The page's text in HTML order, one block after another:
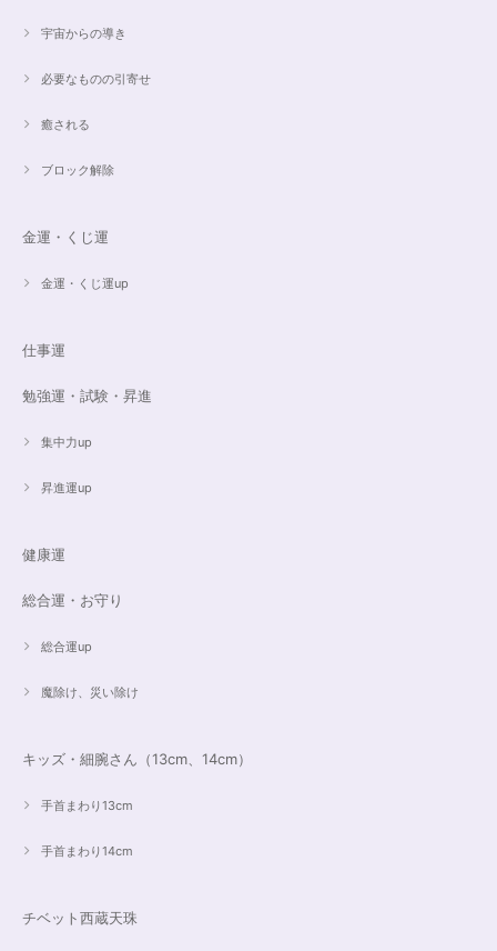
ちらでお願いしたいと思います☺️
の、なんとも不思議な雰囲気のするブレスです。 サイズ直しで入れていた
ないのでうまく表現できません。 ただ、想像通りおしゃれで素敵でした！
大事にします。いつもありがとうございます。
宇宙からの導き
必要なものの引寄せ
癒される
ブロック解除
金運・くじ運
金運・くじ運up
仕事運
勉強運・試験・昇進
集中力up
昇進運up
健康運
総合運・お守り
総合運up
魔除け、災い除け
キッズ・細腕さん（13cm、14cm）
手首まわり13cm
手首まわり14cm
チベット西蔵天珠